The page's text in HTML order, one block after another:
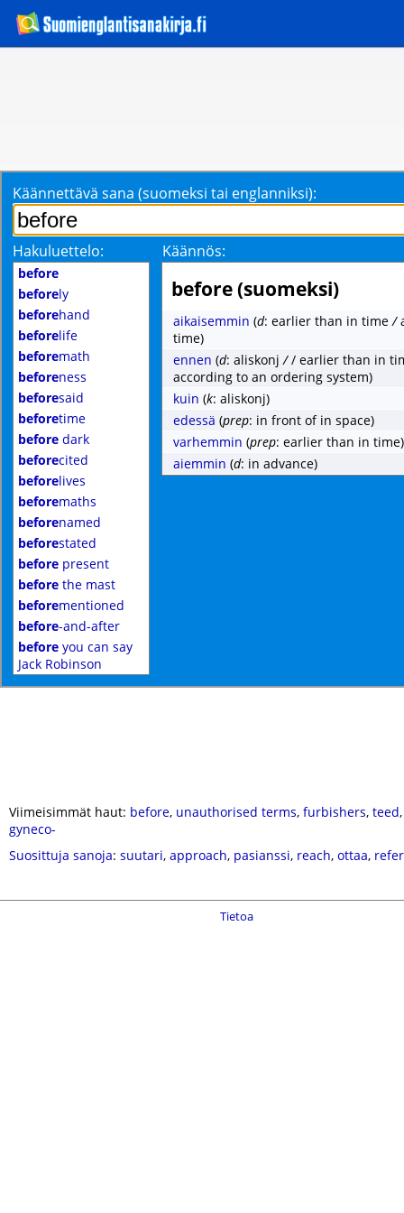
Käännettävä sana (suomeksi tai englanniksi):
Hakuluettelo: Käännös:
before
beforely
beforehand
beforelife
beforemath
beforeness
beforesaid
beforetime
before dark
beforecited
beforelives
beforemaths
beforenamed
beforestated
before present
before the mast
beforementioned
before-and-after
before you can say
Jack Robinson
before (suomeksi)
aikaisemmin (d: earlier than in time/
time)
ennen (d: aliskonj// earlier than in
according to an ordering system)
kuin (k: aliskonj)
edessä (prep: in front of in space)
varhemmin (prep: earlier than in time)
aiemmin (d: in advance)
Viimeisimmät haut: before, unauthorised terms, furbishers, teed
gyneco-
Suosittuja sanoja: suutari, approach, pasianssi, reach, ottaa,
Tietoa